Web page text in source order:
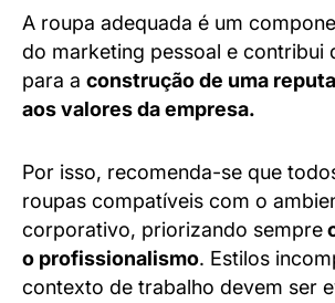
A roupa adequada é um
do marketing pessoal e contribui
para a construção de uma
aos valores da empresa.
Por isso, recomenda-se que
roupas compatíveis com o
corporativo, priorizando sempre
o profissionalismo. Estilos
contexto de trabalho devem ser